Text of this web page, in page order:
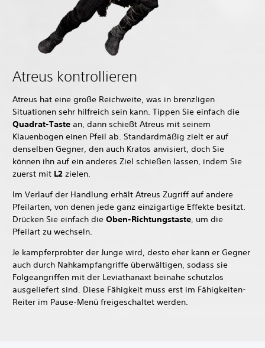
Atreus kontrollieren
Atreus hat eine große Reichweite, was in brenzligen
Situationen sehr hilfreich sein kann. Tippen Sie einfach die
Quadrat-Taste an, dann schießt Atreus mit seinem
Klauenbogen einen Pfeil ab. Standardmäßig zielt er auf
denselben Gegner, den auch Kratos anvisiert, doch Sie
können ihn auf ein anderes Ziel schießen lassen, indem Sie
zuerst mit L2 zielen.
Im Verlauf der Handlung erhält Atreus Zugriff auf andere
Pfeilarten, von denen jede ganz einzigartige Effekte besitzt.
Drücken Sie einfach die Oben-Richtungstaste, um die
Pfeilart zu wechseln.
Je kampferprobter der Junge wird, desto eher kann er Gegner
auch durch Nahkampfangriffe überwältigen, sodass sie
Folgeangriffen mit der Leviathanaxt beinahe schutzlos
ausgeliefert sind. Diese Fähigkeit muss erst im Fähigkeiten-
Reiter im Pause-Menü freigeschaltet werden.